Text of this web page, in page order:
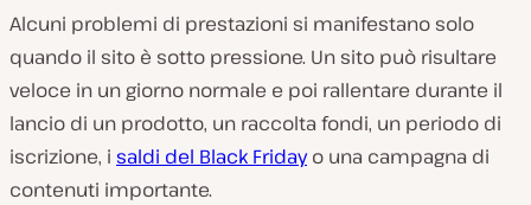
Alcuni problemi di prestazioni si manifestano solo
quando il sito è sotto pressione. Un sito può risultare
veloce in un giorno normale e poi rallentare durante il
lancio di un prodotto, un raccolta fondi, un periodo di
iscrizione, i saldi del Black Fridayo una campagna di
contenuti importante.